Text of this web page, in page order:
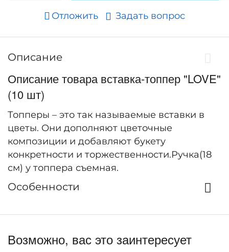
Отложить Задать вопрос
Описание
Описание товара вставка-топпер "LOVE"
(10 шт)
Топперы – это так называемые вставки в
цветы. Они дополняют цветочные
композиции и добавляют букету
конкретности и торжественности.Ручка(18
см) у топпера съемная.
Особенности
Возможно, вас это заинтересует